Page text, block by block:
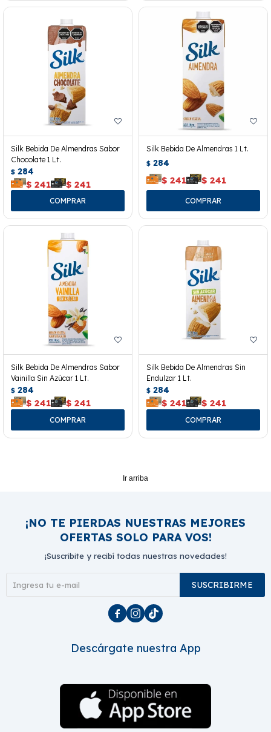
Silk Bebida De Almendras Sabor
Chocolate 1 Lt.
$ 284
$ 241 $ 241
Silk Bebida De Almendras 1 Lt.
$ 284
$ 241 $ 241
Silk Bebida De Almendras Sabor
Vainilla Sin Azúcar 1 Lt.
$ 284
$ 241 $ 241
Silk Bebida De Almendras Sin
Endulzar 1 Lt.
$ 284
$ 241 $ 241
Ir arriba
¡NO TE PIERDAS NUESTRAS MEJORES
OFERTAS SOLO PARA VOS!
¡Suscribite y recibí todas nuestras novedades!
SUSCRIBIRME
  
Descárgate nuestra App